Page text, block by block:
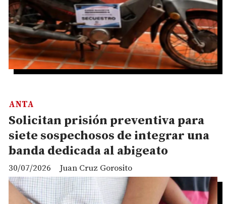
Solicitan prisión preventiva para
siete sospechosos de integrar una
banda dedicada al abigeato
Juan Cruz Gorosito
ANTA
30/07/2026